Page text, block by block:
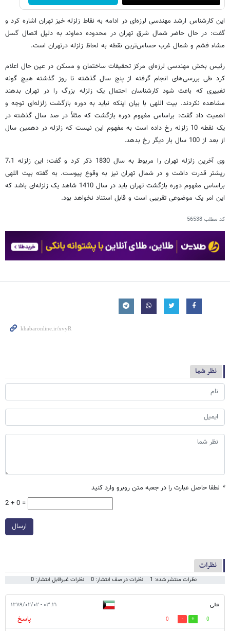
این کارشناس ارشد مهندسی لرزه‌ای در ادامه به نقاط زلزله خیز تهران اشاره کرد و
گفت: در حال حاضر شمال شرق تهران در محدوده دماوند به دلیل اتصال گسل
مشاء فشم و شمال غرب حساس‌ترین نقطه به لحاظ زلزله درتهران است.
رئیس بخش مهندسی لرزه‌ای مرکز تحقیقات ساختمان و مسکن در عین حال اعلام
کرد طی بررسی‌های انجام گرفته از پنج سال گذشته تا روز گذشته هیچ گونه
تغییری که باعث شود کارشناسان احتمال یک زلزله بزرگ را در تهران بدهند
مشاهده نکردند. بیت اللهی با بیان اینکه نباید به دوره‌ بازگشت زلزله‌ای توجه و
اهمیت داد گفت: براساس مفهوم دوره بازگشت که مثلاً در صد سال گذشته در
یک نقطه 10 زلزله رخ داده است به مفهوم این نیست که زلزله در دهمین سال
از بعد از 100 سال بار دیگر رخ بدهد.
وی آخرین زلزله تهران را مربوط به سال 1830 ذکر کرد و گفت: این زلزله 7،1
ریشتر قدرت داشت و در شمال تهران نیز به وقوع پیوست. به گفته بیت اللهی
براساس مفهوم دوره بازگشت تهران باید در سال 1410 شاهد یک زلزله‌ای باشد که
این امر یک موضوعی تقریبی است و قابل استناد نخواهد بود.
کد مطلب56538
نظر شما
* لطفا حاصل عبارت را در جعبه متن روبرو وارد کنید
2 + 0 =
ارسال
نظرات
نظرات منتشر شده: 1 نظرات در صف انتشار: 0 نظرات غیرقابل انتشار: 0
علی ۰۳:۲۱ - ۱۳۸۹/۰۲/۰۲
0
0 پاسخ